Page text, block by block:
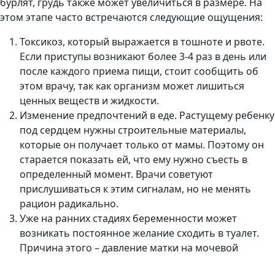
этом этапе часто встречаются следующие ощущения:
Токсикоз, который выражается в тошноте и рвоте.
Если приступы возникают более 3-4 раз в день или
после каждого приема пищи, стоит сообщить об
этом врачу, так как организм может лишиться
ценных веществ и жидкости.
Изменение предпочтений в еде. Растущему ребенку
под сердцем нужны строительные материалы,
которые он получает только от мамы. Поэтому он
старается показать ей, что ему нужно съесть в
определенный момент. Врачи советуют
прислушиваться к этим сигналам, но не менять
рацион радикально.
Уже на ранних стадиях беременности может
возникать постоянное желание сходить в туалет.
Причина этого – давление матки на мочевой